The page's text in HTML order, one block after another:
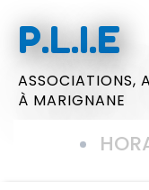
P.L.I.E
ASSOCIATIONS,
À MARIGNANE